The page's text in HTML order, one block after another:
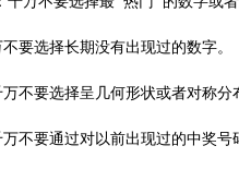
要选择长期没有出现过的数字。
不要选择呈几何形状或者对称分
不要通过对以前出现过的中奖